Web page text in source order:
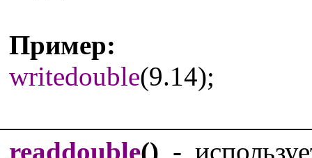
Пример:
writedouble(9.14);
readdouble() -